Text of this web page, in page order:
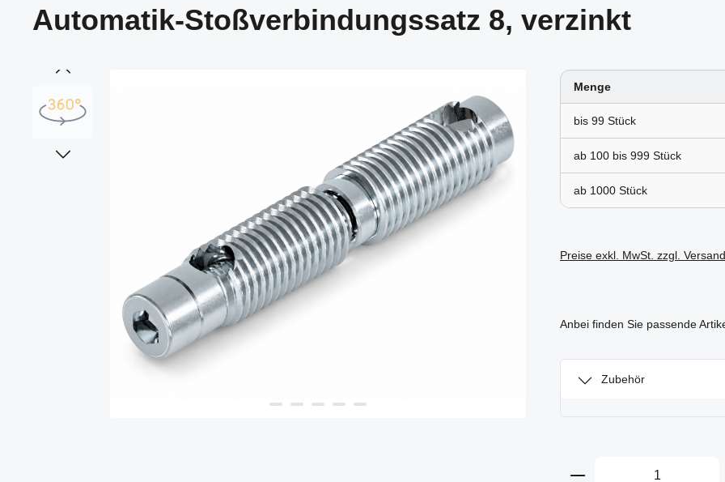
Automatik-Stoßverbindungssatz 8, verzinkt
Menge
bis 99
ab 100 bis 999
ab 1000
Preise exkl. MwSt. zzgl.
Anbei finden Sie passende
Zubehör
Produkt Anzahl: